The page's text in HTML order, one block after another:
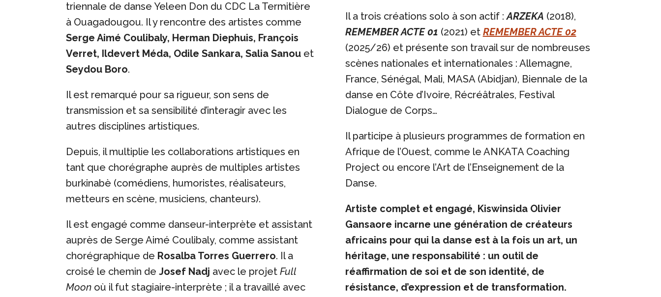
triennale de danse Yeleen Don du CDC La Termitière
à Ouagadougou. Il y rencontre des artistes comme
Serge Aimé Coulibaly, Herman Diephuis, François
Verret, Ildevert Méda, Odile Sankara, Salia Sanou et
Seydou Boro.
Il est remarqué pour sa rigueur, son sens de
transmission et sa sensibilité d’interagir avec les
autres disciplines artistiques.
Depuis, il multiplie les collaborations artistiques en
tant que chorégraphe auprès de multiples artistes
burkinabè (comédiens, humoristes, réalisateurs,
metteurs en scène, musiciens, chanteurs).
Il est engagé comme danseur-interprète et assistant
auprès de Serge Aimé Coulibaly, comme assistant
chorégraphique de Rosalba Torres Guerrero. Il a
croisé le chemin deJosef Nadj avec le projetFull
Moon où il fut stagiaire-interprète ; il a travaillé avec
Il a trois créations solo à son actif :ARZEKA (2018),
REMEMBER ACTE 01 (2021) et REMEMBER ACTE 02
(2025/26) et présente son travail sur de nombreuses
scènes nationales et internationales : Allemagne,
France, Sénégal, Mali, MASA (Abidjan), Biennale de la
danse en Côte d’Ivoire, Récréâtrales, Festival
Dialogue de Corps…
Il participe à plusieurs programmes de formation en
Afrique de l’Ouest, comme le ANKATA Coaching
Project ou encore l’Art de l’Enseignement de la
Danse.
Artiste complet et engagé, Kiswinsida Olivier
Gansaore incarne une génération de créateurs
africains pour qui la danse est à la fois un art, un
héritage, une responsabilité : un outil de
réaffirmation de soi et de son identité, de
résistance, d’expression et de transformation.